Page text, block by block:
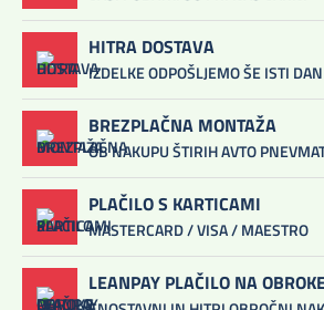
HITRA DOSTAVA
IZDELKE ODPOŠLJEMO ŠE ISTI DAN
BREZPLAČNA MONTAŽA
OB NAKUPU ŠTIRIH AVTO
PLAČILO S KARTICAMI
MASTERCARD / VISA / MAESTRO
LEANPAY PLAČILO NA